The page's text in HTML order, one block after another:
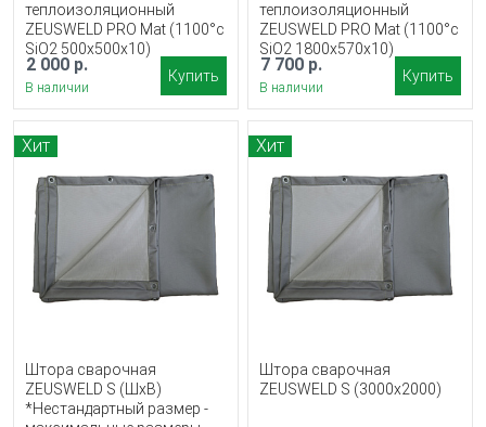
теплоизоляционный
ZEUSWELD PRO Mat (1100°c
SiO2 500x500х10)
2 000 р.
В наличии
Купить
теплоизоляционный
ZEUSWELD PRO Mat (1100°c
SiO2 1800x570х10)
7 700 р.
В наличии
Купить
Хит
Штора сварочная
ZEUSWELD S (ШхВ)
*Нестандартный размер -
Хит
Штора сварочная
ZEUSWELD S (3000х2000)